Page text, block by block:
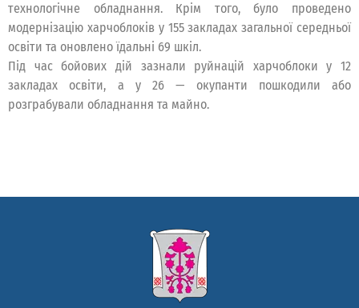
технологічне обладнання. Крім того, було проведено
модернізацію харчоблоків у 155 закладах загальної середньої
освіти та оновлено їдальні 69 шкіл.
Під час бойових дій зазнали руйнацій харчоблоки у 12
закладах освіти, а у 26 — окупанти пошкодили або
розграбували обладнання та майно.